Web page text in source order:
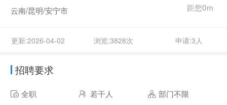
距您0m
云南/昆明/安宁市
更新:2026-04-02 浏览:3828次 申请:3人
招聘要求
全职 若干人
部门不限